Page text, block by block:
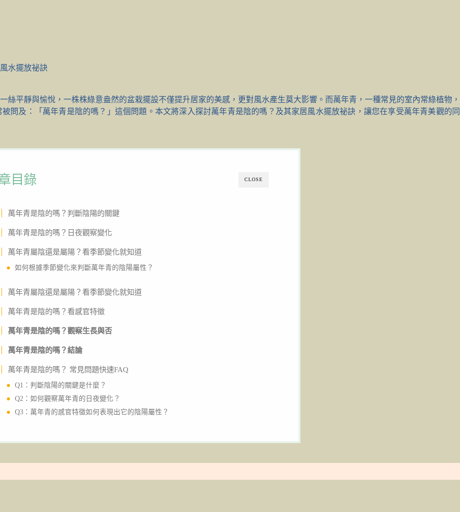
水擺放祕訣
絲平靜與愉悅，一株株綠意盎然的盆栽擺設不僅提升居家的美感，更對風水產生莫大影響。而萬年青，一種常見的室內常綠植物，
問及：「萬年青是陰的嗎？」這個問題。本文將深入探討萬年青是陰的嗎？及其家居風水擺放祕訣，讓您在享受萬年青美觀的同
CLOSE
目錄
萬年青是陰的嗎？判斷陰陽的關鍵
萬年青是陰的嗎？日夜觀察變化
萬年青屬陰還是屬陽？看季節變化就知道
如何根據季節變化來判斷萬年青的陰陽屬性？
萬年青屬陰還是屬陽？看季節變化就知道
萬年青是陰的嗎？看感官特徵
萬年青是陰的嗎？觀察生長與否
萬年青是陰的嗎？結論
萬年青是陰的嗎？ 常見問題快速FAQ
Q1：判斷陰陽的關鍵是什麼？
Q2：如何觀察萬年青的日夜變化？
Q3：萬年青的感官特徵如何表現出它的陰陽屬性？